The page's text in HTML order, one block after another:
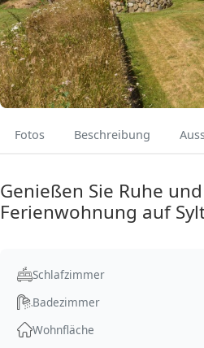
Fotos Beschreibung
Genießen Sie Ruhe
Ferienwohnung auf
Schlafzimmer
Badezimmer
Wohnfläche